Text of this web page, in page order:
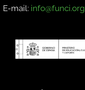
E-mail: info@funci.org